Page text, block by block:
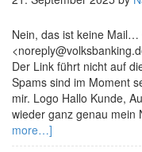
Nein, das ist keine Mail…
Der Link führt nicht auf
Spams sind im Moment
mir. Logo Hallo Kunde,
wieder ganz genau
more…]